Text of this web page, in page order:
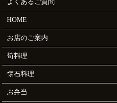
よくあるご質問
HOME
お店のご案内
筍料理
懐石料理
お弁当